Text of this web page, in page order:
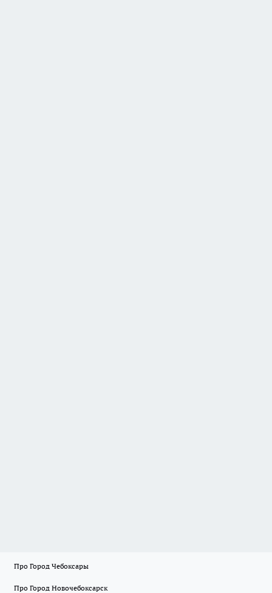
Про Город Чебоксары
Про Город Новочебоксарск